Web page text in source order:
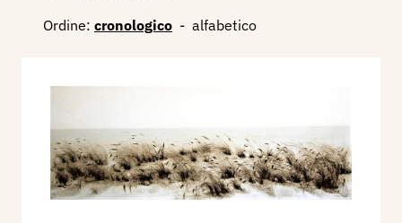
Ordine: cronologico - alfabetico